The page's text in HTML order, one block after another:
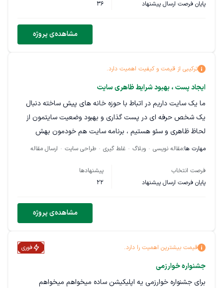
تخصصی آشنایی با اصول سئو و نگارش مقالات سئو شده توانایی
مسئولیت‌پذیری و پایبندی به زمان‌بندی توانایی ارائه محتوای
حرفه‌ای، خوانا و مناسب برای انتشار در سایت در صورت تمایل به
همکاری، لطفاً نمونه کارهای مرتبط خود را ارسال فرمایید.
پایان فرصت ارسال پیشنهاد
36
مشاهده‌ی پروژه
ترکیبی از قیمت و کیفیت اهمیت دارد.
ایجاد پست ، بهبود شرایط ظاهری سایت
ما یک سایت داریم در اتباط با حوزه خانه های پیش ساخته دنبال
یک شخص حرفه ای در پست گذاری و بهبود وضعیت سایتمون از
لحاظ ظاهری و سئو هستیم ، برنامه سایت هم خودمون بهش
میدیم
مهارت ها:مقاله نویسی وبلاگ غلط گیری طراحی سایت ارسال مقاله
فرصت انتخاب
پایان فرصت ارسال پیشنهاد
پیشنهادها
22
مشاهده‌ی پروژه
قیمت بیشترین اهمیت را دارد. فوری
جشنواره خوارزمی
برای جشنواره خوارزمی یه اپلیکیشن ساده میخواهم میخواهم